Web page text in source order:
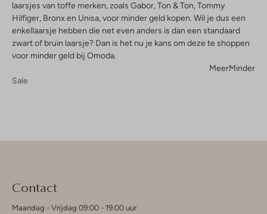
laarsjes van toffe merken, zoals Gabor, Ton & Ton, Tommy
Hilfiger, Bronx en Unisa, voor minder geld kopen. Wil je dus een
enkellaarsje hebben die net even anders is dan een standaard
zwart of bruin laarsje? Dan is het nu je kans om deze te shoppen
voor minder geld bij Omoda.
MeerMinder
Sale
Contact
Maandag - Vrijdag 09:00 - 19:00 uur